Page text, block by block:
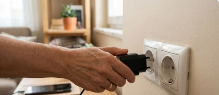
Akıllı telefonların şarj aletlerini kullanmasak da
her an kullanabileceğimiz için çoğunlukla prize
takılı ve hazır şekilde bırakıyoruz. Ancak bu
durum risk taşıyor. Umanlar tarafından yapılan
açıklamaya göre kullanılmayan şarj aletlerinin
prizden çıkarılması ve boşta utulması gerekiyor.